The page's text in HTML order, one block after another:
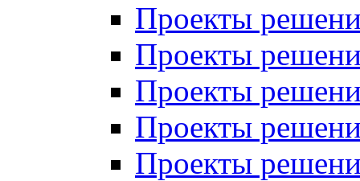
Проекты
Проекты
Проекты
Проекты
Проекты